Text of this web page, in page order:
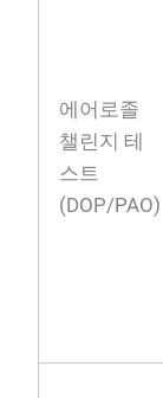
에어로졸
챌린지 테
스트
(DOP/PAO)